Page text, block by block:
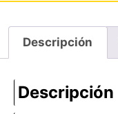
Descripción
Descripción